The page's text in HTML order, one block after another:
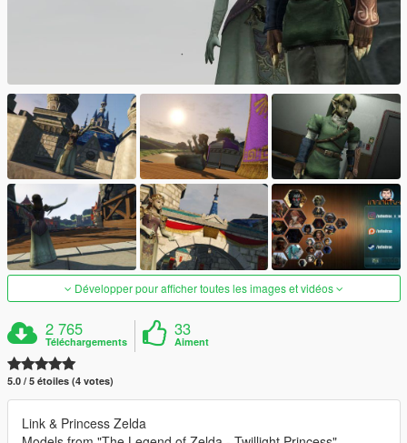
Développer pour afficher toutes les images et vidéos
2 765
Téléchargements
33
Aiment
5.0 / 5 étoiles (4 votes)
Link & Princess Zelda